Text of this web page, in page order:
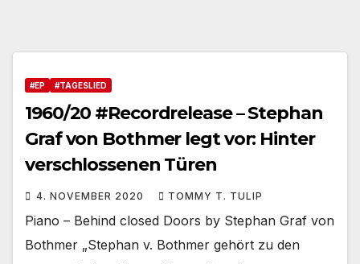
#EP #TAGESLIED
1960/20 #Recordrelease – Stephan
Graf von Bothmer legt vor: Hinter
verschlossenen Türen
4. NOVEMBER 2020 TOMMY T. TULIP
Piano – Behind closed Doors by Stephan Graf von
Bothmer „Stephan v. Bothmer gehört zu den